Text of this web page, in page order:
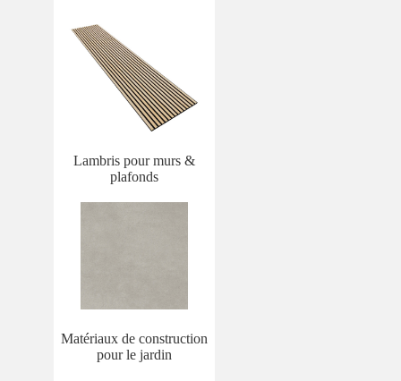
Lambris pour murs &
plafonds
Matériaux de construction
pour le jardin